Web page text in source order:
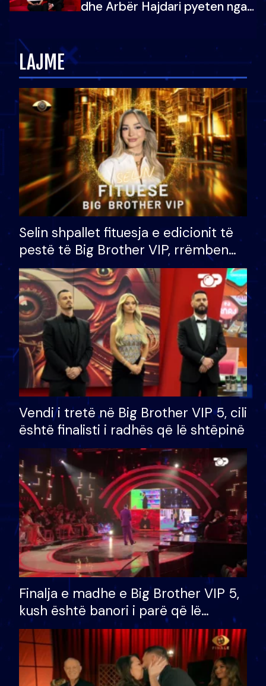
dhe Arbër Hajdari pyeten nga
LAJME
Selin shpallet fituesja e edicionit të
pestë të Big Brother VIP, rrëmben
çmimin e madh prej 100 mijë eurosh
Vendi i tretë në Big Brother VIP 5, cili
është finalisti i radhës që lë shtëpinë
Finalja e madhe e Big Brother VIP 5,
kush është banori i parë që lë
shtëpinë dhe humb mundësinë për
të fituar çmimin e madh